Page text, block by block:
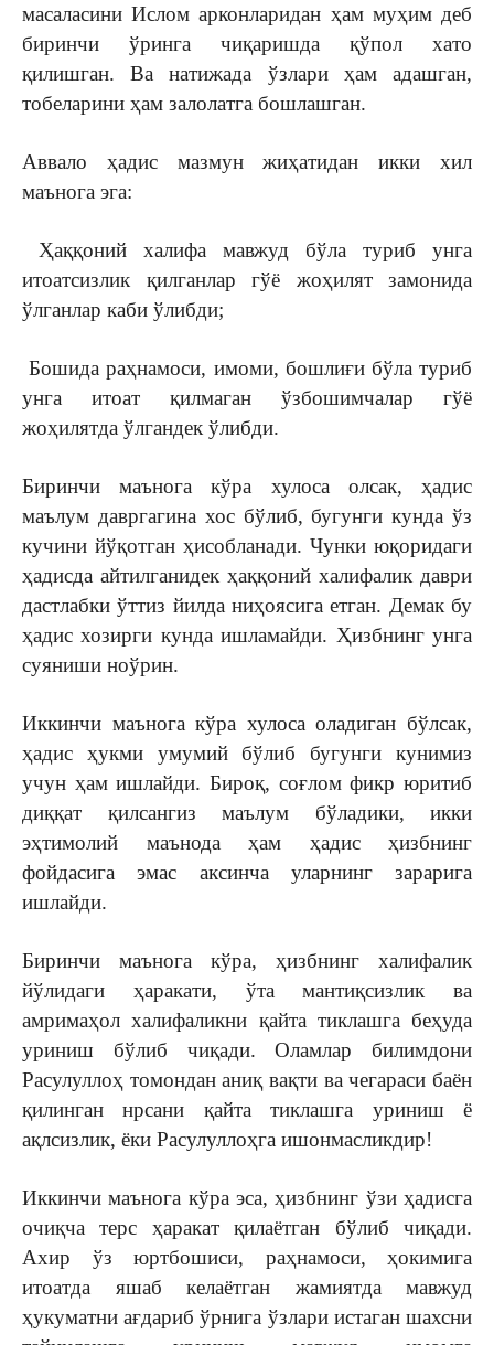
масаласини Ислом арконларидан ҳам муҳим деб
биринчи ўринга чиқаришда қўпол хато
қилишган. Ва натижада ўзлари ҳам адашган,
тобеларини ҳам залолатга бошлашган.
Аввало ҳадис мазмун жиҳатидан икки хил
маънога эга:
Ҳаққоний халифа мавжуд бўла туриб унга
итоатсизлик қилганлар гўё жоҳилят замонида
ўлганлар каби ўлибди;
Бошида раҳнамоси, имоми, бошлиғи бўла туриб
унга итоат қилмаган ўзбошимчалар гўё
жоҳилятда ўлгандек ўлибди.
Биринчи маънога кўра хулоса олсак, ҳадис
маълум давргагина хос бўлиб, бугунги кунда ўз
кучини йўқотган ҳисобланади. Чунки юқоридаги
ҳадисда айтилганидек ҳаққоний халифалик даври
дастлабки ўттиз йилда ниҳоясига етган. Демак бу
ҳадис хозирги кунда ишламайди. Ҳизбнинг унга
суяниши ноўрин.
Иккинчи маънога кўра хулоса оладиган бўлсак,
ҳадис ҳукми умумий бўлиб бугунги кунимиз
учун ҳам ишлайди. Бироқ, соғлом фикр юритиб
диққат қилсангиз маълум бўладики, икки
эҳтимолий маънода ҳам ҳадис ҳизбнинг
фойдасига эмас аксинча уларнинг зарарига
ишлайди.
Биринчи маънога кўра, ҳизбнинг халифалик
йўлидаги ҳаракати, ўта мантиқсизлик ва
амримаҳол халифаликни қайта тиклашга беҳуда
уриниш бўлиб чиқади. Оламлар билимдони
Расулуллоҳ томондан аниқ вақти ва чегараси баён
қилинган нрсани қайта тиклашга уриниш ё
ақлсизлик, ёки Расулуллоҳга ишонмасликдир!
Иккинчи маънога кўра эса, ҳизбнинг ўзи ҳадисга
очиқча терс ҳаракат қилаётган бўлиб чиқади.
Ахир ўз юртбошиси, раҳнамоси, ҳокимига
итоатда яшаб келаётган жамиятда мавжуд
ҳукуматни ағдариб ўрнига ўзлари истаган шахсни